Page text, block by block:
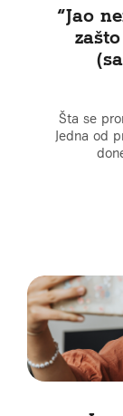
“Jao
Šta se
Jedna od